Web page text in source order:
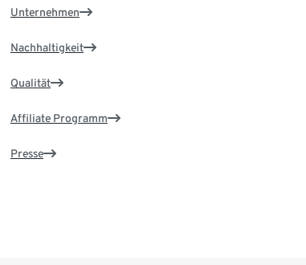
Unternehmen
Nachhaltigkeit
Qualität
Affiliate Programm
Presse